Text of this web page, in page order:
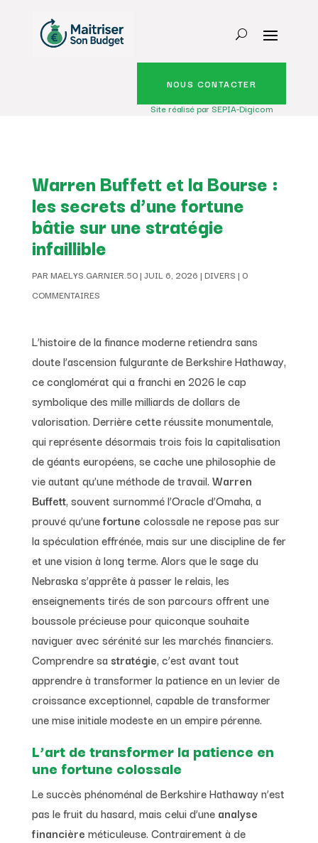
NOUS CONTACTER
Site réalisé par SEPIA-Digicom
Warren Buffett et la Bourse :
les secrets d’une fortune
bâtie sur une stratégie
infaillible
PARMAELYS.GARNIER.50| JUIL 6, 2026 | DIVERS | 0
COMMENTAIRES
L’histoire de la finance moderne retiendra sans
doute l’ascension fulgurante de Berkshire Hathaway,
ce conglomérat qui a franchi en 2026 le cap
symbolique des mille milliards de dollars de
valorisation. Derrière cette réussite monumentale,
qui représente désormais trois fois la capitalisation
de géants européens, se cache une philosophie de
vie autant qu’une méthode de travail. Warren
Buffett, souvent surnommé l’Oracle d’Omaha, a
prouvé qu’unefortune colossale ne repose pas sur
la spéculation effrénée, mais sur une discipline de fer
et une vision à long terme. Alors que le sage du
Nebraska s’apprête à passer le relais, les
enseignements tirés de son parcours offrent une
boussole précieuse pour quiconque souhaite
naviguer avec sérénité sur les marchés financiers.
Comprendre sa stratégie, c’est avant tout
apprendre à transformer la patience en un levier de
croissance exceptionnel, capable de transformer
une mise initiale modeste en un empire pérenne.
L’art de transformer la patience en
une fortune colossale
Le succès phénoménal de Berkshire Hathaway n’est
pas le fruit du hasard, mais celui d’une analyse
financière méticuleuse. Contrairement à de